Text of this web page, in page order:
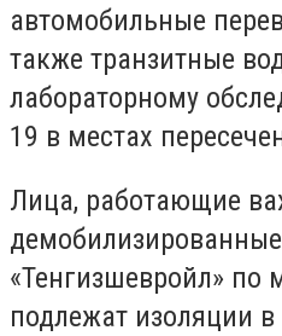
автомобильные
также транзитные
лабораторному
19 в местах
Лица, работающие
«Тенгизшевройл» по
подлежат изоляции